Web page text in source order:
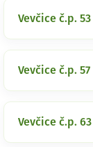
Vevčice č.p. 53
Vevčice č.p. 57
Vevčice č.p. 63